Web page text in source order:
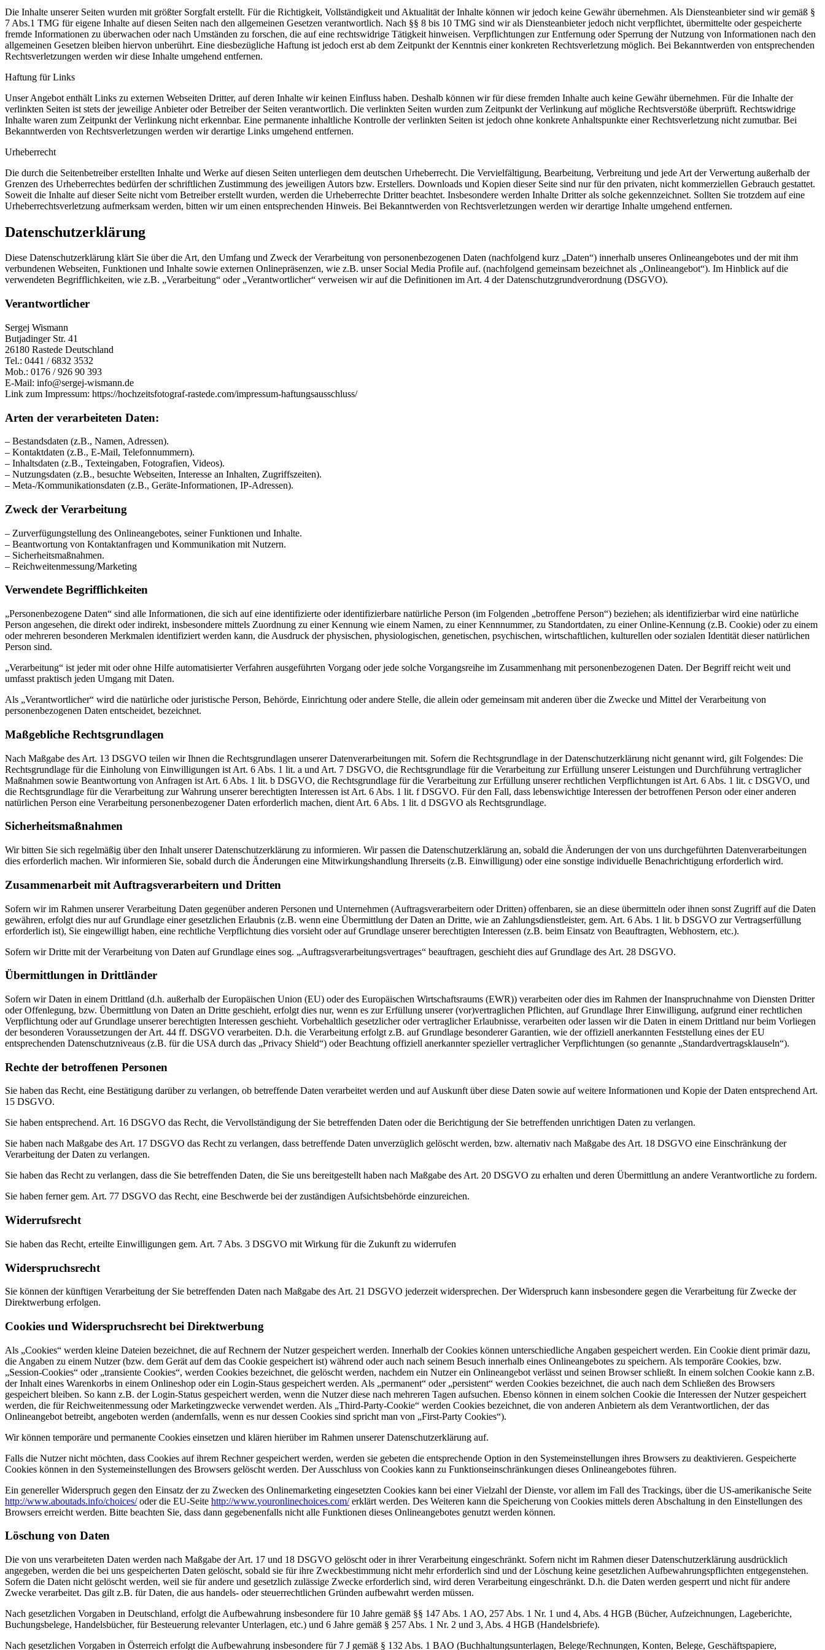
Die Inhalte unserer Seiten wurden mit größter Sorgfalt erstellt. Für die Richtigkeit, Vollständigkeit und Aktualität der Inhalte können wir jedoch keine Gewähr übernehmen. Als Diensteanbieter sind wir gemäß §
7 Abs.1 TMG für eigene Inhalte auf diesen Seiten nach den allgemeinen Gesetzen verantwortlich. Nach §§ 8 bis 10 TMG sind wir als Diensteanbieter jedoch nicht verpflichtet, übermittelte oder gespeicherte
fremde Informationen zu überwachen oder nach Umständen zu forschen, die auf eine rechtswidrige Tätigkeit hinweisen. Verpflichtungen zur Entfernung oder Sperrung der Nutzung von Informationen nach den
allgemeinen Gesetzen bleiben hiervon unberührt. Eine diesbezügliche Haftung ist jedoch erst ab dem Zeitpunkt der Kenntnis einer konkreten Rechtsverletzung möglich. Bei Bekanntwerden von entsprechenden
Rechtsverletzungen werden wir diese Inhalte umgehend entfernen.
Haftung für Links
Unser Angebot enthält Links zu externen Webseiten Dritter, auf deren Inhalte wir keinen Einfluss haben. Deshalb können wir für diese fremden Inhalte auch keine Gewähr übernehmen. Für die Inhalte der
verlinkten Seiten ist stets der jeweilige Anbieter oder Betreiber der Seiten verantwortlich. Die verlinkten Seiten wurden zum Zeitpunkt der Verlinkung auf mögliche Rechtsverstöße überprüft. Rechtswidrige
Inhalte waren zum Zeitpunkt der Verlinkung nicht erkennbar. Eine permanente inhaltliche Kontrolle der verlinkten Seiten ist jedoch ohne konkrete Anhaltspunkte einer Rechtsverletzung nicht zumutbar. Bei
Bekanntwerden von Rechtsverletzungen werden wir derartige Links umgehend entfernen.
Urheberrecht
Die durch die Seitenbetreiber erstellten Inhalte und Werke auf diesen Seiten unterliegen dem deutschen Urheberrecht. Die Vervielfältigung, Bearbeitung, Verbreitung und jede Art der Verwertung außerhalb der
Grenzen des Urheberrechtes bedürfen der schriftlichen Zustimmung des jeweiligen Autors bzw. Erstellers. Downloads und Kopien dieser Seite sind nur für den privaten, nicht kommerziellen Gebrauch gestattet.
Soweit die Inhalte auf dieser Seite nicht vom Betreiber erstellt wurden, werden die Urheberrechte Dritter beachtet. Insbesondere werden Inhalte Dritter als solche gekennzeichnet. Sollten Sie trotzdem auf eine
Urheberrechtsverletzung aufmerksam werden, bitten wir um einen entsprechenden Hinweis. Bei Bekanntwerden von Rechtsverletzungen werden wir derartige Inhalte umgehend entfernen.
Datenschutzerklärung
Diese Datenschutzerklärung klärt Sie über die Art, den Umfang und Zweck der Verarbeitung von personenbezogenen Daten (nachfolgend kurz „Daten“) innerhalb unseres Onlineangebotes und der mit ihm
verbundenen Webseiten, Funktionen und Inhalte sowie externen Onlinepräsenzen, wie z.B. unser Social Media Profile auf. (nachfolgend gemeinsam bezeichnet als „Onlineangebot“). Im Hinblick auf die
verwendeten Begrifflichkeiten, wie z.B. „Verarbeitung“ oder „Verantwortlicher“ verweisen wir auf die Definitionen im Art. 4 der Datenschutzgrundverordnung (DSGVO).
Verantwortlicher
Sergej Wismann
Butjadinger Str. 41
26180 Rastede Deutschland
Tel.: 0441 / 6832 3532
Mob.: 0176 / 926 90 393
E-Mail: info@sergej-wismann.de
Link zum Impressum: https://hochzeitsfotograf-rastede.com/impressum-haftungsausschluss/
Arten der verarbeiteten Daten:
– Bestandsdaten (z.B., Namen, Adressen).
– Kontaktdaten (z.B., E-Mail, Telefonnummern).
– Inhaltsdaten (z.B., Texteingaben, Fotografien, Videos).
– Nutzungsdaten (z.B., besuchte Webseiten, Interesse an Inhalten, Zugriffszeiten).
– Meta-/Kommunikationsdaten (z.B., Geräte-Informationen, IP-Adressen).
Zweck der Verarbeitung
– Zurverfügungstellung des Onlineangebotes, seiner Funktionen und Inhalte.
– Beantwortung von Kontaktanfragen und Kommunikation mit Nutzern.
– Sicherheitsmaßnahmen.
– Reichweitenmessung/Marketing
Verwendete Begrifflichkeiten
„Personenbezogene Daten“ sind alle Informationen, die sich auf eine identifizierte oder identifizierbare natürliche Person (im Folgenden „betroffene Person“) beziehen; als identifizierbar wird eine natürliche
Person angesehen, die direkt oder indirekt, insbesondere mittels Zuordnung zu einer Kennung wie einem Namen, zu einer Kennnummer, zu Standortdaten, zu einer Online-Kennung (z.B. Cookie) oder zu einem
oder mehreren besonderen Merkmalen identifiziert werden kann, die Ausdruck der physischen, physiologischen, genetischen, psychischen, wirtschaftlichen, kulturellen oder sozialen Identität dieser natürlichen
Person sind.
„Verarbeitung“ ist jeder mit oder ohne Hilfe automatisierter Verfahren ausgeführten Vorgang oder jede solche Vorgangsreihe im Zusammenhang mit personenbezogenen Daten. Der Begriff reicht weit und
umfasst praktisch jeden Umgang mit Daten.
Als „Verantwortlicher“ wird die natürliche oder juristische Person, Behörde, Einrichtung oder andere Stelle, die allein oder gemeinsam mit anderen über die Zwecke und Mittel der Verarbeitung von
personenbezogenen Daten entscheidet, bezeichnet.
Maßgebliche Rechtsgrundlagen
Nach Maßgabe des Art. 13 DSGVO teilen wir Ihnen die Rechtsgrundlagen unserer Datenverarbeitungen mit. Sofern die Rechtsgrundlage in der Datenschutzerklärung nicht genannt wird, gilt Folgendes: Die
Rechtsgrundlage für die Einholung von Einwilligungen ist Art. 6 Abs. 1 lit. a und Art. 7 DSGVO, die Rechtsgrundlage für die Verarbeitung zur Erfüllung unserer Leistungen und Durchführung vertraglicher
Maßnahmen sowie Beantwortung von Anfragen ist Art. 6 Abs. 1 lit. b DSGVO, die Rechtsgrundlage für die Verarbeitung zur Erfüllung unserer rechtlichen Verpflichtungen ist Art. 6 Abs. 1 lit. c DSGVO, und
die Rechtsgrundlage für die Verarbeitung zur Wahrung unserer berechtigten Interessen ist Art. 6 Abs. 1 lit. f DSGVO. Für den Fall, dass lebenswichtige Interessen der betroffenen Person oder einer anderen
natürlichen Person eine Verarbeitung personenbezogener Daten erforderlich machen, dient Art. 6 Abs. 1 lit. d DSGVO als Rechtsgrundlage.
Sicherheitsmaßnahmen
Wir bitten Sie sich regelmäßig über den Inhalt unserer Datenschutzerklärung zu informieren. Wir passen die Datenschutzerklärung an, sobald die Änderungen der von uns durchgeführten Datenverarbeitungen
dies erforderlich machen. Wir informieren Sie, sobald durch die Änderungen eine Mitwirkungshandlung Ihrerseits (z.B. Einwilligung) oder eine sonstige individuelle Benachrichtigung erforderlich wird.
Zusammenarbeit mit Auftragsverarbeitern und Dritten
Sofern wir im Rahmen unserer Verarbeitung Daten gegenüber anderen Personen und Unternehmen (Auftragsverarbeitern oder Dritten) offenbaren, sie an diese übermitteln oder ihnen sonst Zugriff auf die Daten
gewähren, erfolgt dies nur auf Grundlage einer gesetzlichen Erlaubnis (z.B. wenn eine Übermittlung der Daten an Dritte, wie an Zahlungsdienstleister, gem. Art. 6 Abs. 1 lit. b DSGVO zur Vertragserfüllung
erforderlich ist), Sie eingewilligt haben, eine rechtliche Verpflichtung dies vorsieht oder auf Grundlage unserer berechtigten Interessen (z.B. beim Einsatz von Beauftragten, Webhostern, etc.).
Sofern wir Dritte mit der Verarbeitung von Daten auf Grundlage eines sog. „Auftragsverarbeitungsvertrages“ beauftragen, geschieht dies auf Grundlage des Art. 28 DSGVO.
Übermittlungen in Drittländer
Sofern wir Daten in einem Drittland (d.h. außerhalb der Europäischen Union (EU) oder des Europäischen Wirtschaftsraums (EWR)) verarbeiten oder dies im Rahmen der Inanspruchnahme von Diensten Dritter
oder Offenlegung, bzw. Übermittlung von Daten an Dritte geschieht, erfolgt dies nur, wenn es zur Erfüllung unserer (vor)vertraglichen Pflichten, auf Grundlage Ihrer Einwilligung, aufgrund einer rechtlichen
Verpflichtung oder auf Grundlage unserer berechtigten Interessen geschieht. Vorbehaltlich gesetzlicher oder vertraglicher Erlaubnisse, verarbeiten oder lassen wir die Daten in einem Drittland nur beim Vorliegen
der besonderen Voraussetzungen der Art. 44 ff. DSGVO verarbeiten. D.h. die Verarbeitung erfolgt z.B. auf Grundlage besonderer Garantien, wie der offiziell anerkannten Feststellung eines der EU
entsprechenden Datenschutzniveaus (z.B. für die USA durch das „Privacy Shield“) oder Beachtung offiziell anerkannter spezieller vertraglicher Verpflichtungen (so genannte „Standardvertragsklauseln“).
Rechte der betroffenen Personen
Sie haben das Recht, eine Bestätigung darüber zu verlangen, ob betreffende Daten verarbeitet werden und auf Auskunft über diese Daten sowie auf weitere Informationen und Kopie der Daten entsprechend Art.
15 DSGVO.
Sie haben entsprechend. Art. 16 DSGVO das Recht, die Vervollständigung der Sie betreffenden Daten oder die Berichtigung der Sie betreffenden unrichtigen Daten zu verlangen.
Sie haben nach Maßgabe des Art. 17 DSGVO das Recht zu verlangen, dass betreffende Daten unverzüglich gelöscht werden, bzw. alternativ nach Maßgabe des Art. 18 DSGVO eine Einschränkung der
Verarbeitung der Daten zu verlangen.
Sie haben das Recht zu verlangen, dass die Sie betreffenden Daten, die Sie uns bereitgestellt haben nach Maßgabe des Art. 20 DSGVO zu erhalten und deren Übermittlung an andere Verantwortliche zu fordern.
Sie haben ferner gem. Art. 77 DSGVO das Recht, eine Beschwerde bei der zuständigen Aufsichtsbehörde einzureichen.
Widerrufsrecht
Sie haben das Recht, erteilte Einwilligungen gem. Art. 7 Abs. 3 DSGVO mit Wirkung für die Zukunft zu widerrufen
Widerspruchsrecht
Sie können der künftigen Verarbeitung der Sie betreffenden Daten nach Maßgabe des Art. 21 DSGVO jederzeit widersprechen. Der Widerspruch kann insbesondere gegen die Verarbeitung für Zwecke der
Direktwerbung erfolgen.
Cookies und Widerspruchsrecht bei Direktwerbung
Als „Cookies“ werden kleine Dateien bezeichnet, die auf Rechnern der Nutzer gespeichert werden. Innerhalb der Cookies können unterschiedliche Angaben gespeichert werden. Ein Cookie dient primär dazu,
die Angaben zu einem Nutzer (bzw. dem Gerät auf dem das Cookie gespeichert ist) während oder auch nach seinem Besuch innerhalb eines Onlineangebotes zu speichern. Als temporäre Cookies, bzw.
„Session-Cookies“ oder „transiente Cookies“, werden Cookies bezeichnet, die gelöscht werden, nachdem ein Nutzer ein Onlineangebot verlässt und seinen Browser schließt. In einem solchen Cookie kann z.B.
der Inhalt eines Warenkorbs in einem Onlineshop oder ein Login-Staus gespeichert werden. Als „permanent“ oder „persistent“ werden Cookies bezeichnet, die auch nach dem Schließen des Browsers
gespeichert bleiben. So kann z.B. der Login-Status gespeichert werden, wenn die Nutzer diese nach mehreren Tagen aufsuchen. Ebenso können in einem solchen Cookie die Interessen der Nutzer gespeichert
werden, die für Reichweitenmessung oder Marketingzwecke verwendet werden. Als „Third-Party-Cookie“ werden Cookies bezeichnet, die von anderen Anbietern als dem Verantwortlichen, der das
Onlineangebot betreibt, angeboten werden (andernfalls, wenn es nur dessen Cookies sind spricht man von „First-Party Cookies“).
Wir können temporäre und permanente Cookies einsetzen und klären hierüber im Rahmen unserer Datenschutzerklärung auf.
Falls die Nutzer nicht möchten, dass Cookies auf ihrem Rechner gespeichert werden, werden sie gebeten die entsprechende Option in den Systemeinstellungen ihres Browsers zu deaktivieren. Gespeicherte
Cookies können in den Systemeinstellungen des Browsers gelöscht werden. Der Ausschluss von Cookies kann zu Funktionseinschränkungen dieses Onlineangebotes führen.
Ein genereller Widerspruch gegen den Einsatz der zu Zwecken des Onlinemarketing eingesetzten Cookies kann bei einer Vielzahl der Dienste, vor allem im Fall des Trackings, über die US-amerikanische Seite
http://www.aboutads.info/choices/oder die EU-Seite http://www.youronlinechoices.com/erklärt werden. Des Weiteren kann die Speicherung von Cookies mittels deren Abschaltung in den Einstellungen des
Browsers erreicht werden. Bitte beachten Sie, dass dann gegebenenfalls nicht alle Funktionen dieses Onlineangebotes genutzt werden können.
Löschung von Daten
Die von uns verarbeiteten Daten werden nach Maßgabe der Art. 17 und 18 DSGVO gelöscht oder in ihrer Verarbeitung eingeschränkt. Sofern nicht im Rahmen dieser Datenschutzerklärung ausdrücklich
angegeben, werden die bei uns gespeicherten Daten gelöscht, sobald sie für ihre Zweckbestimmung nicht mehr erforderlich sind und der Löschung keine gesetzlichen Aufbewahrungspflichten entgegenstehen.
Sofern die Daten nicht gelöscht werden, weil sie für andere und gesetzlich zulässige Zwecke erforderlich sind, wird deren Verarbeitung eingeschränkt. D.h. die Daten werden gesperrt und nicht für andere
Zwecke verarbeitet. Das gilt z.B. für Daten, die aus handels- oder steuerrechtlichen Gründen aufbewahrt werden müssen.
Nach gesetzlichen Vorgaben in Deutschland, erfolgt die Aufbewahrung insbesondere für 10 Jahre gemäß §§ 147 Abs. 1 AO, 257 Abs. 1 Nr. 1 und 4, Abs. 4 HGB (Bücher, Aufzeichnungen, Lageberichte,
Buchungsbelege, Handelsbücher, für Besteuerung relevanter Unterlagen, etc.) und 6 Jahre gemäß § 257 Abs. 1 Nr. 2 und 3, Abs. 4 HGB (Handelsbriefe).
Nach gesetzlichen Vorgaben in Österreich erfolgt die Aufbewahrung insbesondere für 7 J gemäß § 132 Abs. 1 BAO (Buchhaltungsunterlagen, Belege/Rechnungen, Konten, Belege, Geschäftspapiere,